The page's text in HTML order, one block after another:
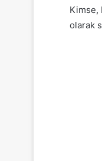
Kimse,
olarak